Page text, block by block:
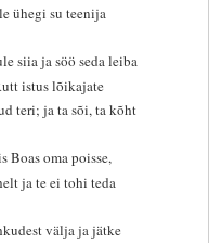
ühegi su teenija
siia ja söö seda leiba
istus lõikajate
teri; ja ta sõi, ta kõht
Boas oma poisse,
ja te ei tohi teda
välja ja jätke